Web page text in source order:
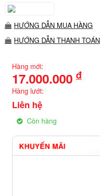
HƯỚNG DẪN MUA HÀNG
HƯỚNG DẪN THANH TOÁN
Hàng mới:
17.000.000 đ
Hàng lướt:
Liên hệ
Còn hàng